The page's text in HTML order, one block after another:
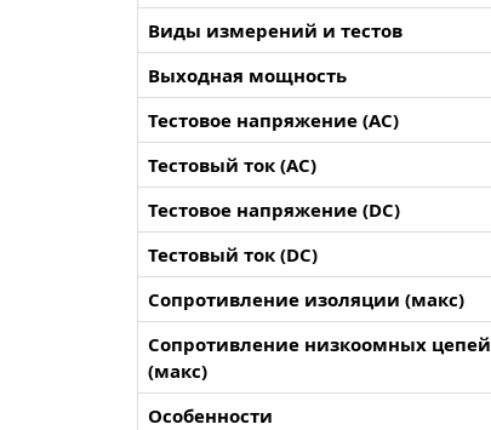
Виды измерений и тестов
Выходная мощность
Тестовое напряжение (AC)
Тестовый ток (AC)
Тестовое напряжение (DC)
Тестовый ток (DC)
Сопротивление изоляции (макс)
Сопротивление низкоомных цепей
(макс)
Особенности